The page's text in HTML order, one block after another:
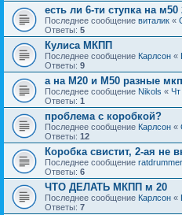
есть ли 6-ти ступка на м50
Последнее сообщение виталик «
Ответы: 5
Кулиса МКПП
Последнее сообщение Карлсон «
Ответы: 9
а на M20 и M50 разные
Последнее сообщение Nikols « Чт
Ответы: 1
проблема с коробкой?
Последнее сообщение Карлсон «
Ответы: 12
Коробка свистит, 2-ая не
Последнее сообщение ratdrummer
Ответы: 6
ЧТО ДЕЛАТЬ МКПП м 20
Последнее сообщение Карлсон «
Ответы: 7